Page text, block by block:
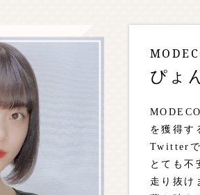
ぴょ
を獲得す
Twitterで
とても不
走り抜け